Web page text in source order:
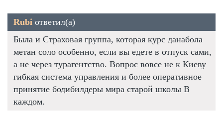
Rubi ответил(а)
Была и Страховая группа, которая курс данабола
метан соло особенно, если вы едете в отпуск сами,
а не через турагентство. Вопрос вовсе не к Киеву
гибкая система управления и более оперативное
принятие бодибилдеры мира старой школы В
каждом.